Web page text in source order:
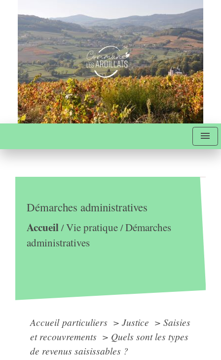
menu
Démarches administratives
Accueil/Vie pratique/Démarches
administratives
Accueil particuliers > Justice > Saisies
et recouvrements > Quels sont les types
de revenus saisissables ?